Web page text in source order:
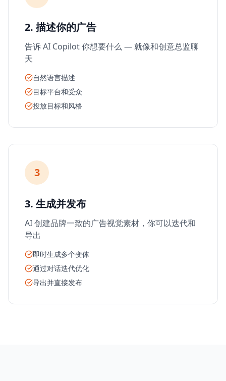
2. 描述你的广告
告诉 AI Copilot 你想要什么 — 就像和创意总监聊
天
自然语言描述
目标平台和受众
投放目标和风格
3
3. 生成并发布
AI 创建品牌一致的广告视觉素材，你可以迭代和
导出
即时生成多个变体
通过对话迭代优化
导出并直接发布